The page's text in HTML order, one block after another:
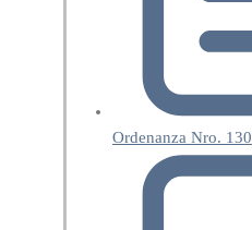
Ordenanza Nro. 130